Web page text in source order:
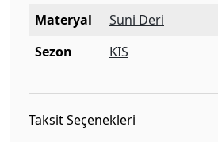
Materyal
Suni Deri
Sezon
KIS
Taksit Seçenekleri